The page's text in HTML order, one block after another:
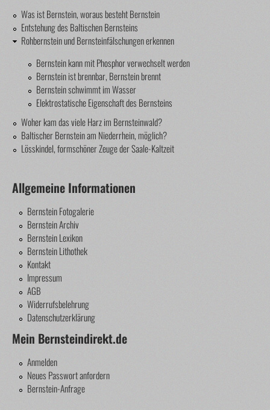
Was ist Bernstein, woraus besteht Bernstein
Entstehung des Baltischen Bernsteins
Rohbernstein und Bernsteinfälschungen erkennen
Bernstein kann mit Phosphor verwechselt werden
Bernstein ist brennbar, Bernstein brennt
Bernstein schwimmt im Wasser
Elektrostatische Eigenschaft des Bernsteins
Woher kam das viele Harz im Bernsteinwald?
Baltischer Bernstein am Niederrhein, möglich?
Lösskindel, formschöner Zeuge der Saale-Kaltzeit
Allgemeine Informationen
Bernstein Fotogalerie
Bernstein Archiv
Bernstein Lexikon
Bernstein Lithothek
Kontakt
Impressum
AGB
Widerrufsbelehrung
Datenschutzerklärung
Mein Bernsteindirekt.de
Anmelden
Neues Passwort anfordern
Bernstein-Anfrage